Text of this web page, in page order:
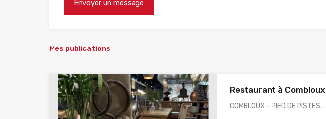
Mes publications
Restaurant à Combloux
COMBLOUX – PIED DE PISTES.…